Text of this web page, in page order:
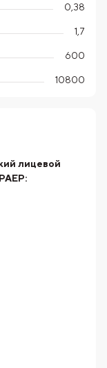
0,38
1,7
600
10800
лицевой